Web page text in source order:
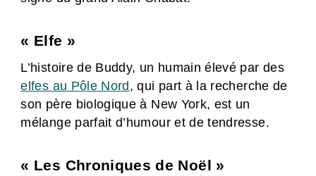
« Elfe »
L’histoire de Buddy, un humain élevé par des
elfes au Pôle Nord , qui part à la recherche de
son père biologique à New York, est un
mélange parfait d’humour et de tendresse.
« Les Chroniques de Noël »